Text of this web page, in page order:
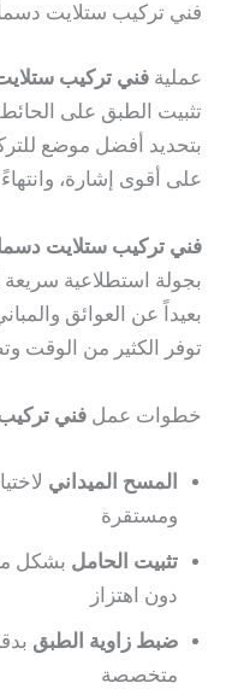
فني تركيب ستلايت
عملية فني تركيب
تثبيت الطبق على
بتحديد أفضل موضع
على أقوى إشارة،
فني تركيب ستلايت
بجولة استطلاعية
بعيداً عن العوائق
توفر الكثير من الوقت
خطوات عمل فني
المسح الميداني
ومستقرة
تثبيت الحامل بشكل
دون اهتزاز
ضبط زاوية الطبق
متخصصة